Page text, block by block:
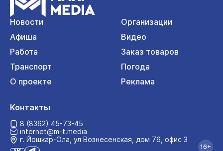
Новости
Организации
Афиша
Видео
Работа
Заказ товаров
Транспорт
Погода
О проекте
Реклама
Контакты
8 (8362) 45-73-45
internet@m-t.media
г. Йошкар‑Ола, ул Вознесенская, дом 76, офис 3
16+